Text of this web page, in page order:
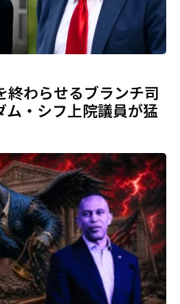
終わらせるブランチ司
ム・シフ上院議員が猛